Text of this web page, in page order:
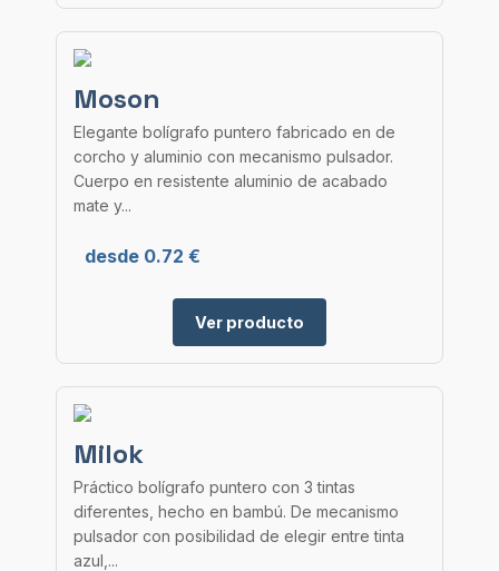
Moson
Elegante bolígrafo puntero fabricado en de
corcho y aluminio con mecanismo pulsador.
Cuerpo en resistente aluminio de acabado
mate y...
desde 0.72 €
Ver producto
Milok
Práctico bolígrafo puntero con 3 tintas
diferentes, hecho en bambú. De mecanismo
pulsador con posibilidad de elegir entre tinta
azul,...